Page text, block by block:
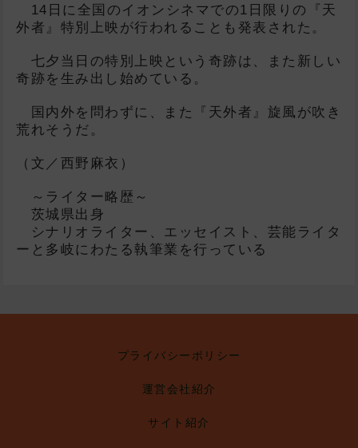
14日に全国のイオンシネマでの1日限りの『天
外者』特別上映が行われることも発表された。
七夕当日の特別上映という奇跡は、また新しい
奇跡を生み出し始めている。
国内外を問わずに、また『天外者』旋風が吹き
荒れそうだ。
（文／西野麻衣）
～ライター略歴～
茨城県出身
シナリオライター、エッセイスト、芸能ライタ
ーと多岐にわたる執筆業を行っている
プライバシーポリシー
運営会社紹介
サイト紹介